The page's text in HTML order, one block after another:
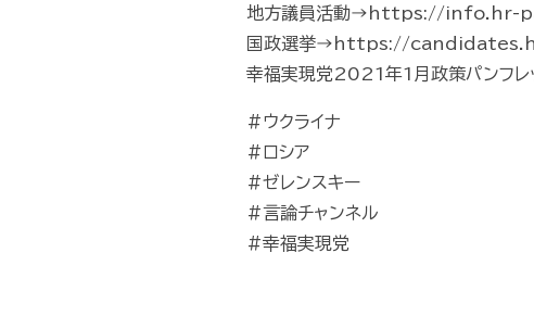
地方議員活動→https://
国政選挙→https://
幸福実現党2021年1月政策パ
#ウクライナ
#ロシア
#ゼレンスキー
#言論チャンネル
#幸福実現党